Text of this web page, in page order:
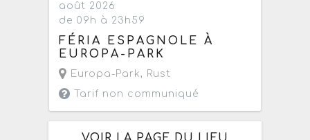
août 2026
de 09h à 23h59
FÉRIA ESPAGNOLE À
EUROPA-PARK
Europa-Park, Rust
Tarif non communiqué